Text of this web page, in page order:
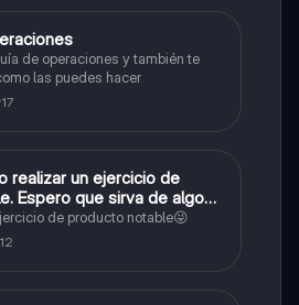
de operaciones y también te
las puedes hacer
17
realizar un ejercicio de
Espero que sirva de algo💕
de producto notable😜